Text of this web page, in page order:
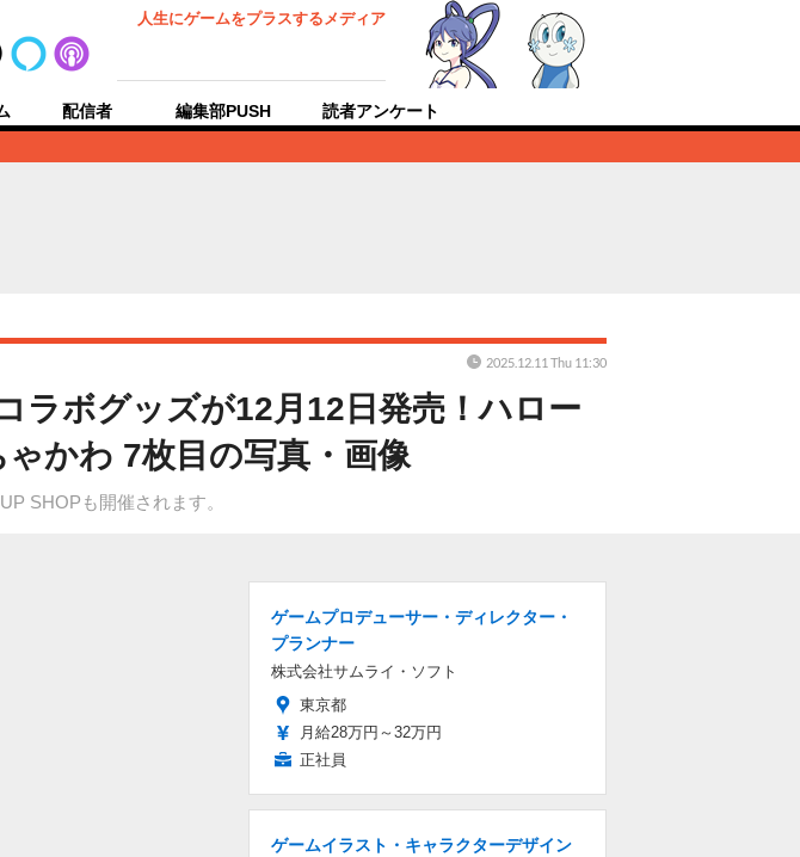
人生にゲームをプラスするメディア
配信者 編集部PUSH 読者アンケート
ラボグッズが12月12日発売！ハロー
かわ 7枚目の写真・画像
SHOPも開催されます。
2025.12.11 Thu 11:30
ゲームプロデューサー・ディレクター・
プランナー
株式会社サムライ・ソフト
東京都
月給28万円～32万円
正社員
ゲームイラスト・キャラクターデザイン